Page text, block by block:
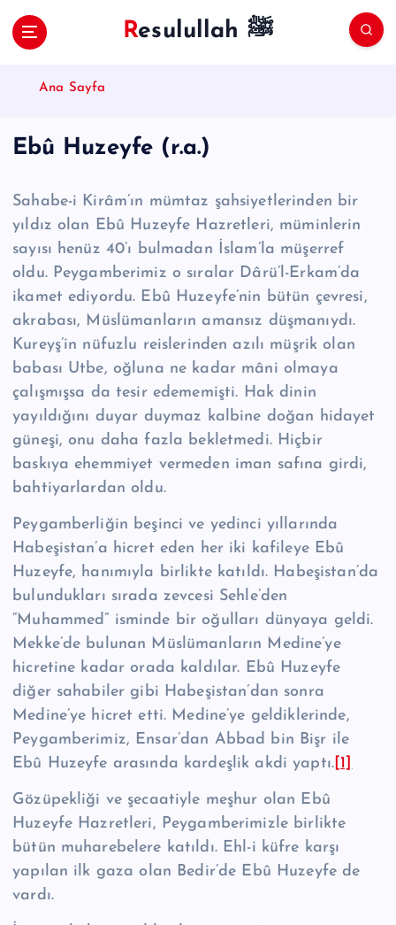
Resulullah ﷺ
Ana Sayfa
Ebû Huzeyfe (r.a.)
Sahabe-i Kirâm’ın mümtaz şahsiyetlerinden bir
yıldız olan Ebû Huzeyfe Haz­retleri, müminlerin
sayısı henüz 40’ı bulmadan İslam’la müşerref
oldu. Peygamberimiz o sıralar Dârü’l-Erkam’da
ikamet ediyordu. Ebû Huzeyfe’nin bütün çevresi,
akrabası, Müslümanların amansız düşmanıydı.
Kureyş’in nüfuzlu reislerinden azılı müşrik olan
babası Utbe, oğluna ne kadar mâni olmaya
çalışmışsa da tesir edememişti. Hak dinin
yayıldığını duyar duymaz kalbine doğan hidayet
güneşi, onu daha fazla bekletmedi. Hiçbir
baskıya ehemmiyet vermeden iman safına girdi,
bahtiyarlardan oldu.
Peygamberliğin beşinci ve yedinci yıllarında
Habeşistan’a hicret eden her iki kafileye Ebû
Huzeyfe, hanımıyla birlikte katıldı. Habeşistan’da
bulundukları sı­rada zevcesi Sehle’den
“Muhammed” isminde bir oğulları dünyaya geldi.
Mek­ke’de bulunan Müslümanların Medine’ye
hicretine kadar orada kaldılar. Ebû Huzeyfe
diğer sahabiler gibi Habeşistan’dan sonra
Medine’ye hicret etti. Medi­ne’ye geldiklerinde,
Peygamberimiz, Ensar’dan Abbad bin Bişr ile
Ebû Huzeyfe arasında kardeşlik akdi yaptı. [1]
Gözüpekliği ve şecaatiyle meşhur olan Ebû
Huzeyfe Hazretleri, Pey­gamberimizle birlikte
bütün muharebelere katıldı. Ehl-i küfre karşı
yapılan ilk gaza olan Bedir’de Ebû Huzeyfe de
vardı.